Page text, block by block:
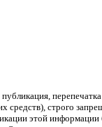
строго
этой